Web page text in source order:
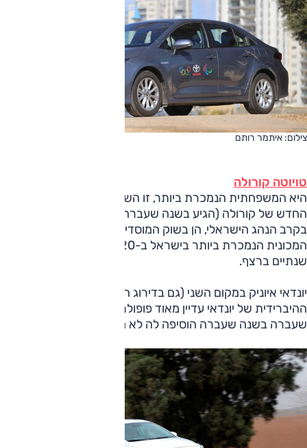
צילום: איתמר רותם
טויוטה קורולה
היא המשפחתית הנמכרת ביותר, זו השנה השניה ברציפות. הדור
החדש של קורולה (הגיע בשנה שעברה) ממשיך להיות פופורלי
בקרב הנהג הישראלי, הן בשוק המוסדי והן בפרטי. קורולה היא גם
שנתיים ברצף.
יונדאי איוניק במקום השני (גם בדירוג הכללי). המשפחתית
ההיברידית של יונדאי עדיין מאוד פופולרית, מתיחת הפנים
שעברה בשנה שעברה הוסיפה לה לא מעט נקודות.